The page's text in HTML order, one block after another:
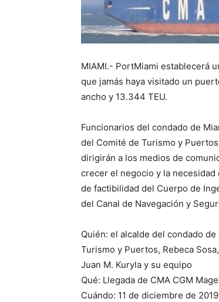
MIAMI.- PortMiami establecerá
que jamás haya visitado un
ancho y 13.344 TEU.
Funcionarios del condado de
del Comité de Turismo y
dirigirán a los medios de
crecer el negocio y la
de factibilidad del Cuerpo de
del Canal de Navegación y
Quién: el alcalde del condado
Turismo y Puertos, Rebeca
Juan M. Kuryla y su equipo
Qué: Llegada de CMA CGM
Cuándo: 11 de diciembre de